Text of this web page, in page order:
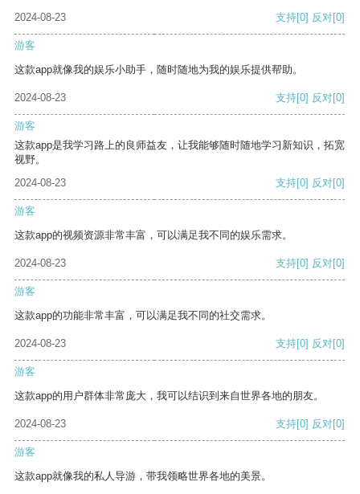
2024-08-23 支持[0] 反对[0]
游客
这款app就像我的娱乐小助手，随时随地为我的娱乐提供帮助。
2024-08-23 支持[0] 反对[0]
游客
这款app是我学习路上的良师益友，让我能够随时随地学习新知识，拓宽
视野。
2024-08-23
支持[0] 反对[0]
游客
这款app的视频资源非常丰富，可以满足我不同的娱乐需求。
2024-08-23 支持[0] 反对[0]
游客
这款app的功能非常丰富，可以满足我不同的社交需求。
2024-08-23 支持[0] 反对[0]
游客
这款app的用户群体非常庞大，我可以结识到来自世界各地的朋友。
2024-08-23 支持[0] 反对[0]
游客
这款app就像我的私人导游，带我领略世界各地的美景。